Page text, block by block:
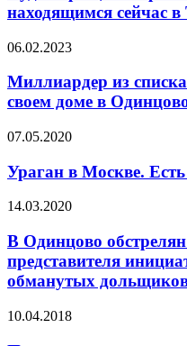
находящимся сейчас
06.02.2023
Миллиардер из
своем доме в
07.05.2020
Ураган в Москве.
14.03.2020
В Одинцово
представителя
обманутых
10.04.2018